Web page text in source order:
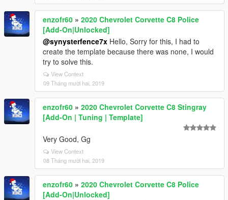
enzofr60 » 2020 Chevrolet Corvette C8 Police
[Add-On|Unlocked]
@synysterfence7x Hello, Sorry for this, I had to
create the template because there was none, I would
try to solve this.
View Context
09 Tháng mười hai, 2019
enzofr60 » 2020 Chevrolet Corvette C8 Stingray
[Add-On | Tuning | Template]
Very Good, Gg
View Context
08 Tháng mười hai, 2019
enzofr60 » 2020 Chevrolet Corvette C8 Police
[Add-On|Unlocked]